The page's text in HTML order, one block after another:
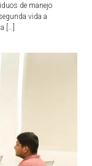
de manejo
vida a
[…]